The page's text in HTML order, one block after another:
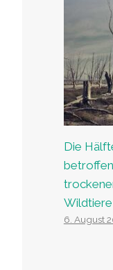
Die
6. August